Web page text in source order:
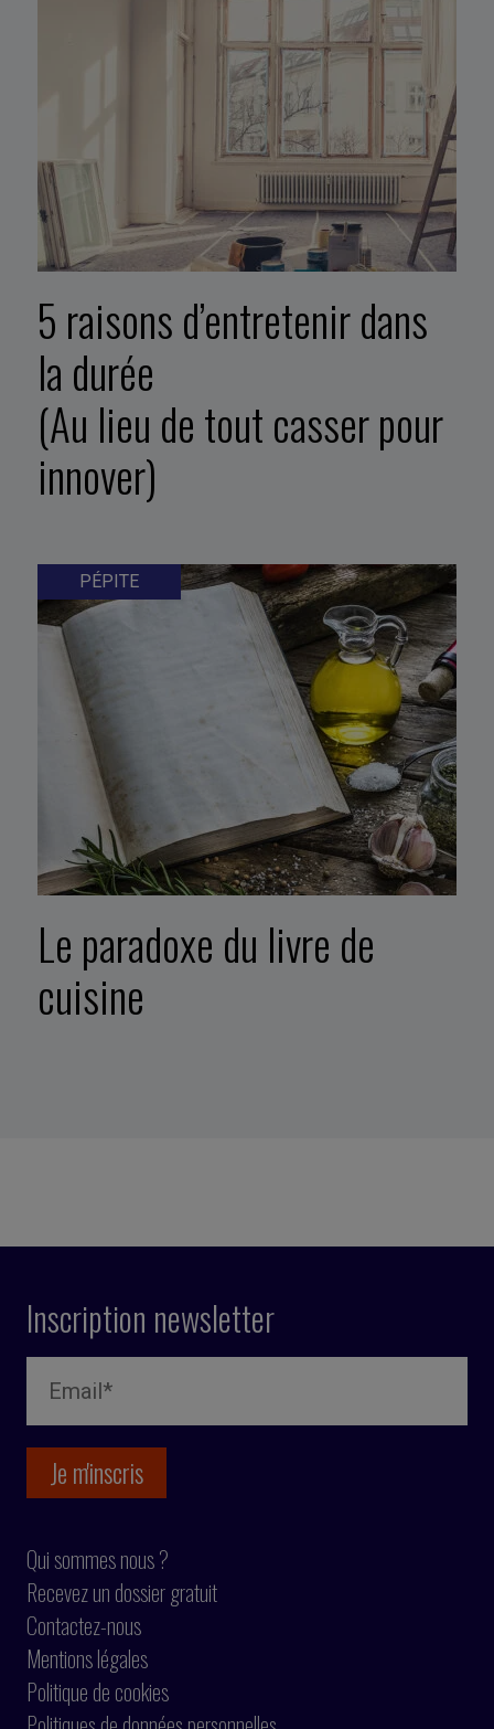
5 raisons d’entretenir dans
la durée
(Au lieu de tout casser pour
innover)
PÉPITE
Le paradoxe du livre de
cuisine
Inscription newsletter
Qui sommes nous ?
Recevez un dossier gratuit
Contactez-nous
Mentions légales
Politique de cookies